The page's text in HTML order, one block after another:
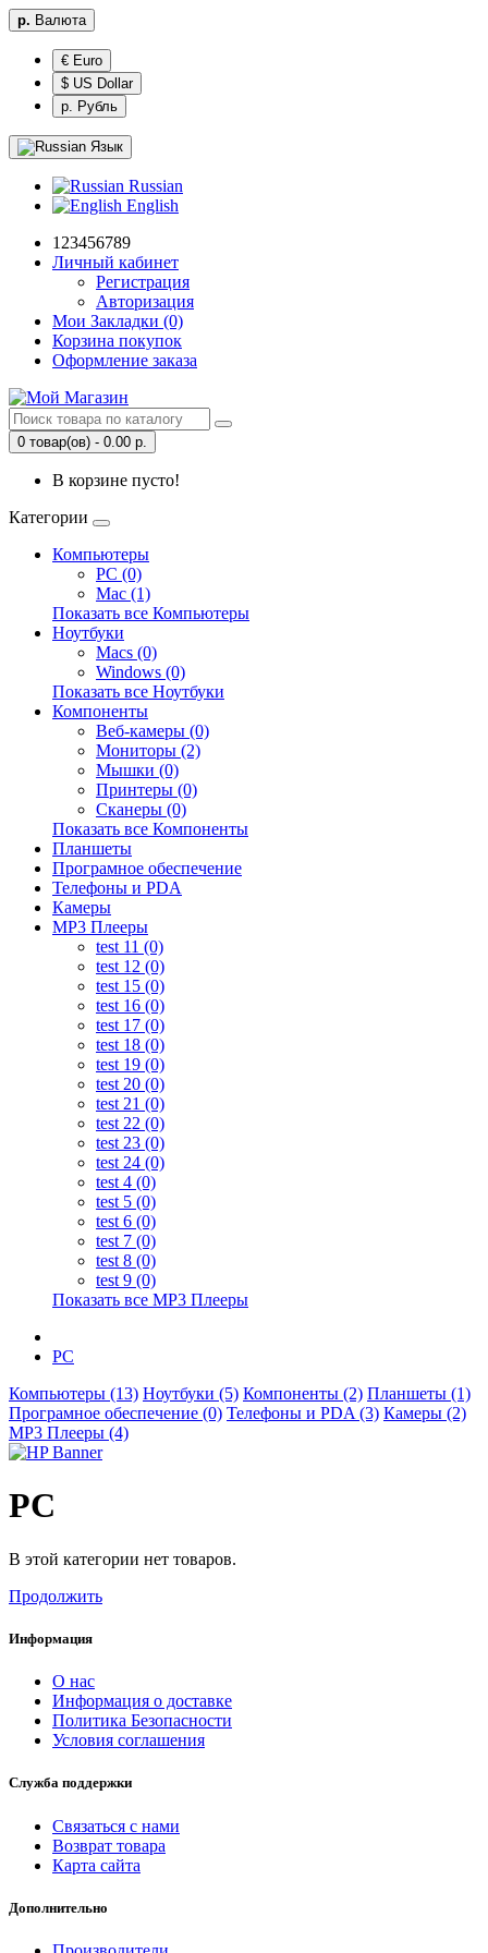
р. Валюта
€ Euro
$ US Dollar
р. Рубль
Язык
Russian
English
123456789
Личный кабинет
Регистрация
Авторизация
Мои Закладки (0)
Корзина покупок
Оформление заказа
0 товар(ов) - 0.00 р.
В корзине пусто!
Категории
Компьютеры
PC (0)
Mac (1)
Показать все Компьютеры
Ноутбуки
Macs (0)
Windows (0)
Показать все Ноутбуки
Компоненты
Веб-камеры (0)
Мониторы (2)
Мышки (0)
Принтеры (0)
Сканеры (0)
Показать все Компоненты
Планшеты
Програмное обеспечение
Телефоны и PDA
Камеры
MP3 Плееры
test 11 (0)
test 12 (0)
test 15 (0)
test 16 (0)
test 17 (0)
test 18 (0)
test 19 (0)
test 20 (0)
test 21 (0)
test 22 (0)
test 23 (0)
test 24 (0)
test 4 (0)
test 5 (0)
test 6 (0)
test 7 (0)
test 8 (0)
test 9 (0)
Показать все MP3 Плееры
PC
Компьютеры (13) Ноутбуки (5) Компоненты (2) Планшеты (1)
Програмное обеспечение (0) Телефоны и PDA (3) Камеры (2)
MP3 Плееры (4)
PC
В этой категории нет товаров.
Продолжить
Информация
О нас
Информация о доставке
Политика Безопасности
Условия соглашения
Служба поддержки
Связаться с нами
Возврат товара
Карта сайта
Дополнительно